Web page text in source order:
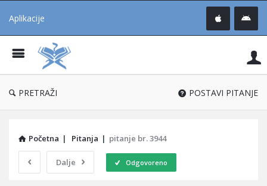
Aplikacije
®
PRETRAŽI POSTAVI PITANJE
Početna | Pitanja | pitanje br. 3944
Dalje Odgovoreno